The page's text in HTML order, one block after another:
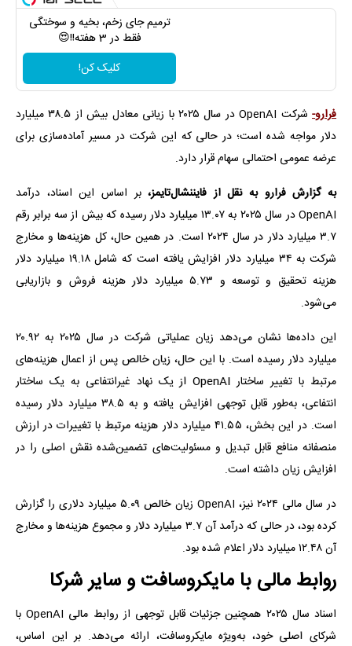
ترمیم جای زخم، بخیه و سوختگی
فقط در 3 هفته!!😍
کلیک کن!
فرارو-
شرکت OpenAI در سال ۲۰۲۵ با زیانی معادل بیش از ۳۸.۵ میلیارد
دلار مواجه شده است؛ در حالی که این شرکت در مسیر آماده‌سازی برای
عرضه عمومی احتمالی سهام قرار دارد.
به گزارش فرارو به نقل از فایننشال‌تایمز،بر اساس این اسناد، درآمد
OpenAI در سال ۲۰۲۵ به ۱۳.۰۷ میلیارد دلار رسیده که بیش از سه برابر رقم
۳.۷ میلیارد دلار در سال ۲۰۲۴ است. در همین حال، کل هزینه‌ها و مخارج
شرکت به ۳۴ میلیارد دلار افزایش یافته است که شامل ۱۹.۱۸ میلیارد دلار
هزینه تحقیق و توسعه و ۵.۷۳ میلیارد دلار هزینه فروش و بازاریابی
می‌شود.
این داده‌ها نشان می‌دهد زیان عملیاتی شرکت در سال ۲۰۲۵ به ۲۰.۹۲
میلیارد دلار رسیده است. با این حال، زیان خالص پس از اعمال هزینه‌های
مرتبط با تغییر ساختار OpenAI از یک نهاد غیرانتفاعی به یک ساختار
انتفاعی، به‌طور قابل توجهی افزایش یافته و به ۳۸.۵ میلیارد دلار رسیده
است. در این بخش، ۴۱.۵۵ میلیارد دلار هزینه مرتبط با تغییرات در ارزش
منصفانه منافع قابل تبدیل و مسئولیت‌های تضمین‌شده نقش اصلی را در
افزایش زیان داشته است.
در سال مالی ۲۰۲۴ نیز، OpenAI زیان خالص ۵.۰۹ میلیارد دلاری را گزارش
کرده بود، در حالی که درآمد آن ۳.۷ میلیارد دلار و مجموع هزینه‌ها و مخارج
آن ۱۲.۴۸ میلیارد دلار اعلام شده بود.
روابط مالی با مایکروسافت و سایر شرکا
اسناد سال ۲۰۲۵ همچنین جزئیات قابل توجهی از روابط مالی OpenAI با
شرکای اصلی خود، به‌ویژه مایکروسافت، ارائه می‌دهد. بر این اساس،